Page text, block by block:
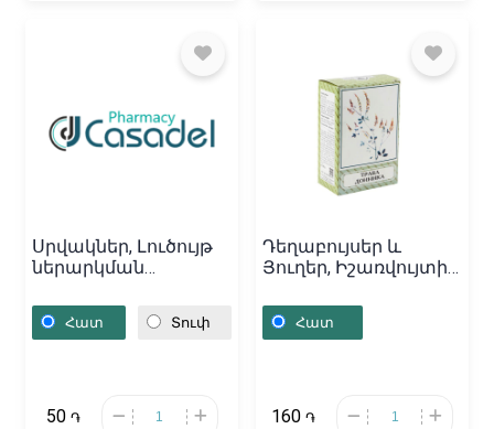
Սրվակներ, Լուծույթ
ներարկման
Հայաստան
Հատ Տուփ
50 ֏
Դեղաբույսեր և
Յուղեր, Իշառվույտի
Հատ
160 ֏